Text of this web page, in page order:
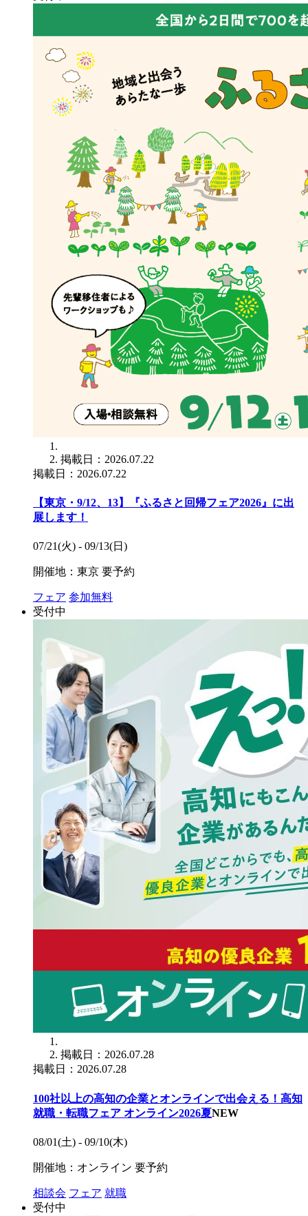
掲載日：2026.07.22
掲載日：2026.07.22
【東京・9/12、13】『ふるさと回帰フェア2026』に出
展します！
07/21(火) - 09/13(日)
開催地：東京 要予約
フェア 参加無料
受付中
掲載日：2026.07.28
掲載日：2026.07.28
100社以上の高知の企業とオンラインで出会える！高知
就職・転職フェア オンライン2026夏NEW
08/01(土) - 09/10(木)
開催地：オンライン 要予約
相談会 フェア 就職
受付中